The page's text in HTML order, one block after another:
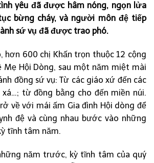
yêu đã được hâm nóng, ngọn lửa
bừng cháy, và người môn đệ tiếp
sứ vụ đã được trao phó.
hơn 600 chị Khấn trọn thuộc 12 cộng
Mẹ Hội Dòng, sau một năm miệt mài
đồng sứ vụ: Từ các giáo xứ đến các
từ đồng bằng cho đến miền núi.
về với mái ấm Gia đình Hội dòng để
đệ và cùng nhau bước vào những
tĩnh tâm năm.
năm trước, kỳ tĩnh tâm của quý